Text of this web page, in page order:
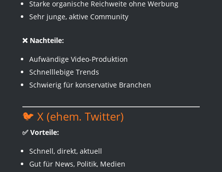
Starke organische Reichweite ohne Werbung
Sehr junge, aktive Community
❌ Nachteile:
Aufwändige Video-Produktion
Schnelllebige Trends
Schwierig für konservative Branchen
🐦 X (ehem. Twitter)
✅ Vorteile:
Schnell, direkt, aktuell
Gut für News, Politik, Medien